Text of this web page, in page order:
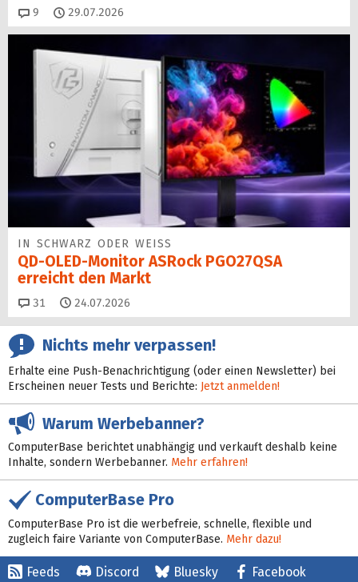
9 Kommentare
29.07.2026
IN SCHWARZ ODER WEISS
QD-OLED-Monitor ASRock PGO27QSA
erreicht den Markt
31 Kommentare
24.07.2026
Nichts mehr verpassen!
Erhalte eine Push-Benachrichtigung (oder einen Newsletter) bei
Erscheinen neuer Tests und Berichte: Jetzt anmelden!
Warum Werbebanner?
ComputerBase berichtet unabhängig und verkauft deshalb keine
Inhalte, sondern Werbebanner. Mehr erfahren!
ComputerBase Pro
ComputerBase Pro ist die werbefreie, schnelle, flexible und
zugleich faire Variante von ComputerBase. Mehr dazu!
Feeds Discord Bluesky Facebook